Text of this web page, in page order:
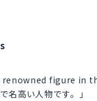
figure in
名高い人物です。」